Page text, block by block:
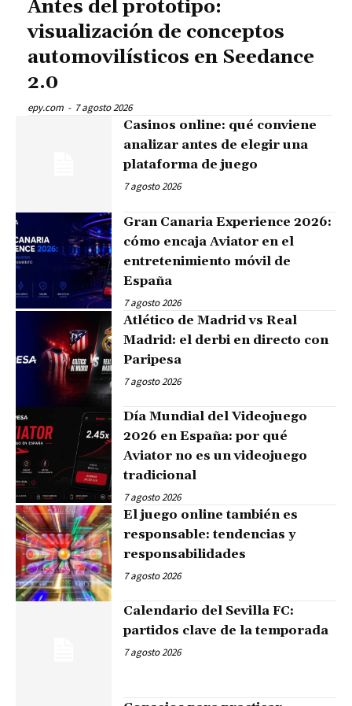
Antes del prototipo:
visualización de conceptos
automovilísticos en Seedance
2.0
epy.com - 7 agosto 2026
Casinos online: qué conviene
analizar antes de elegir una
plataforma de juego
7 agosto 2026
Gran Canaria Experience 2026:
cómo encaja Aviator en el
entretenimiento móvil de
España
7 agosto 2026
Atlético de Madrid vs Real
Madrid: el derbi en directo con
Paripesa
7 agosto 2026
Día Mundial del Videojuego
2026 en España: por qué
Aviator no es un videojuego
tradicional
7 agosto 2026
El juego online también es
responsable: tendencias y
responsabilidades
7 agosto 2026
Calendario del Sevilla FC:
partidos clave de la temporada
7 agosto 2026